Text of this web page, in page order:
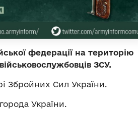
федерації на територію
ЗСУ.
Збройних Сил України.
України.